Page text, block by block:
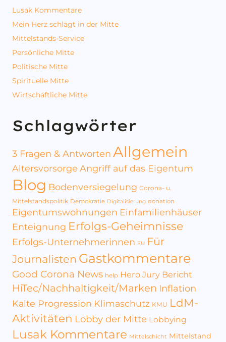
Lusak Kommentare
Mein Herz schlägt in der Mitte
Mittelstands-Service
Persönliche Mitte
Politische Mitte
Spirituelle Mitte
Wirtschaftliche Mitte
Schlagwörter
3 Fragen & Antworten Allgemein
Altersvorsorge Angriff auf das Eigentum
Blog Bodenversiegelung Corona- u.
Mittelstandspolitik Demokratie Digitalisierung donation
Eigentumswohnungen Einfamilienhäuser
Enteignung Erfolgs-Geheimnisse
Erfolgs-Unternehmerinnen EU Für
Journalisten Gastkommentare
Good Corona News help Hero Jury Bericht
HiTec/Nachhaltigkeit/Marken Inflation
Kalte Progression Klimaschutz KMU LdM-
Aktivitäten Lobby der Mitte Lobbying
Lusak Kommentare Mittelschicht Mittelstand